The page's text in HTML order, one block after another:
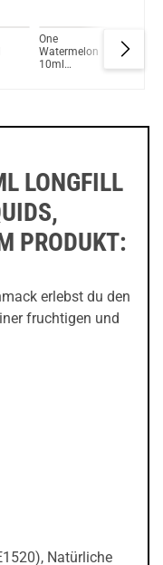
One
Watermelon
10ml
Dash
Overload
LONGFILL
PRODUKT:
erlebst du den
fruchtigen und
Natürliche